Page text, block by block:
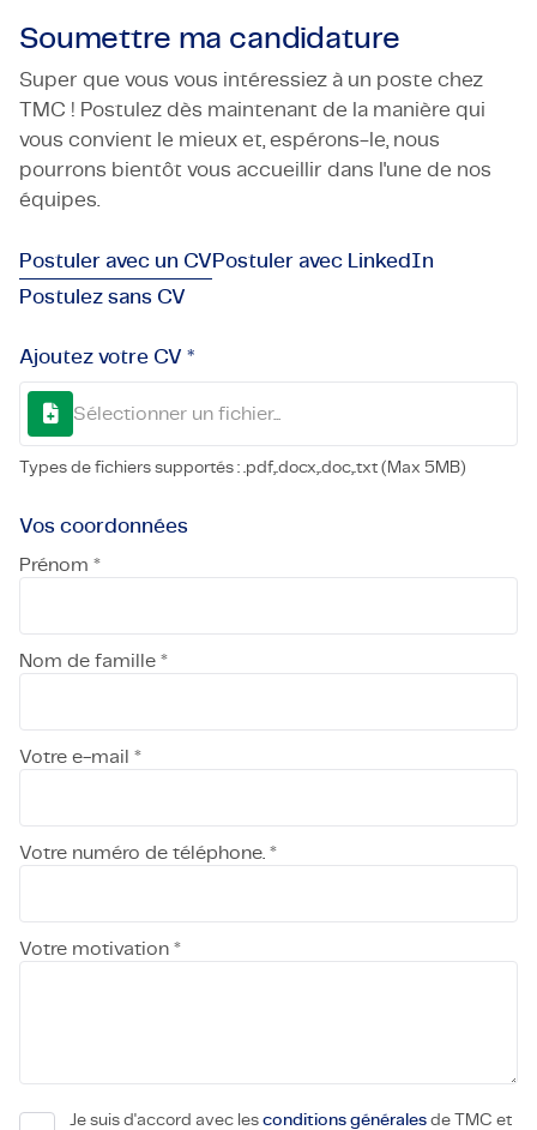
Soumettre ma candidature
Super que vous vous intéressiez à un poste chez
TMC ! Postulez dès maintenant de la manière qui
vous convient le mieux et, espérons-le, nous
pourrons bientôt vous accueillir dans l'une de nos
équipes.
Postuler avec un CVPostuler avec LinkedIn
Postulez sans CV
Ajoutez votre CV *
Sélectionner un fichier...
Types de fichiers supportés : .pdf,.docx,.doc,.txt (Max 5MB)
Vos coordonnées
Prénom *
Nom de famille *
Votre e-mail *
Votre numéro de téléphone. *
Votre motivation *
Je suis d'accord avec les conditions générales de TMC et